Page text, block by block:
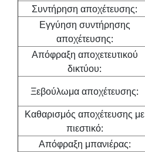
Συντήρηση αποχέτευσης:
Εγγύηση συντήρησης
αποχέτευσης:
Απόφραξη αποχετευτικού
δικτύου:
Ξεβούλωμα αποχέτευσης:
Καθαρισμός αποχέτευσης με
πιεστικό:
Απόφραξη μπανιέρας: